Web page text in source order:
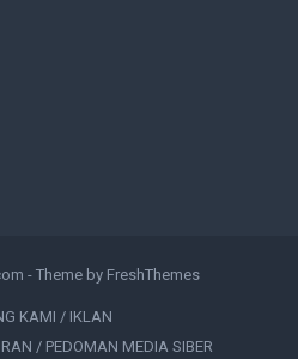
- Theme by FreshThemes
KAMI / IKLAN
/ PEDOMAN MEDIA SIBER